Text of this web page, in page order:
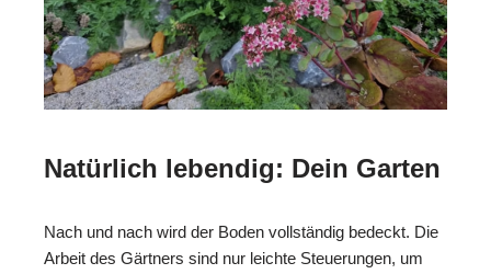
Natürlich lebendig: Dein Garten
Nach und nach wird der Boden vollständig bedeckt. Die
Arbeit des Gärtners sind nur leichte Steuerungen, um